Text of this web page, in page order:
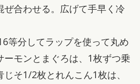
ぜ合わせる。広げて手早く冷
分してラップを使って丸め
ーモンとまぐろは、1枚ずつ乗
そ1/2枚とれんこん1枚は、